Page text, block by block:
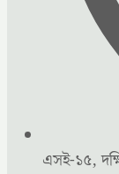
এসই-১৫,